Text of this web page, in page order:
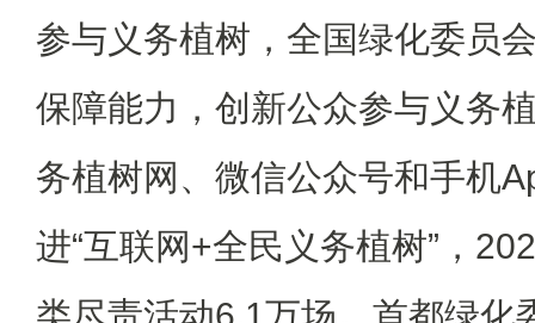
参与义务植树，全国绿化委员
保障能力，创新公众参与义务
务植树网、微信公众号和手机
进“互联网+全民义务植树”，
类尽责活动6.1万场。首都绿化